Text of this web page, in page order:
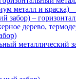
металл и краска)
забор) –
дерево,
металлический